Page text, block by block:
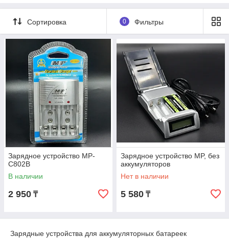
Сортировка 0 Фильтры
Зарядное устройство MP-
C802B
В наличии
2 950 ₸
Зарядное устройство MP, без
аккумуляторов
Нет в наличии
5 580 ₸
Зарядные устройства для аккумуляторных батареек